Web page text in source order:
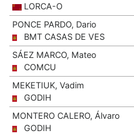
LORCA-O
PONCE PARDO, Dario
BMT CASAS DE VES
SÁEZ MARCO, Mateo
COMCU
MEKETIUK, Vadim
GODIH
MONTERO CALERO, Álvaro
GODIH